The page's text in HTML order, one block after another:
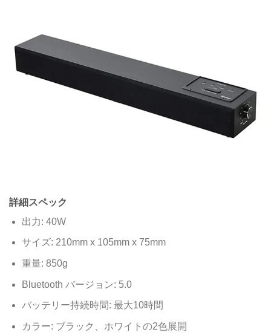
詳細スペック
出力: 40W
サイズ: 210mm x 105mm x 75mm
重量: 850g
Bluetooth バージョン: 5.0
バッテリー持続時間: 最大10時間
カラー: ブラック、ホワイトの2色展開